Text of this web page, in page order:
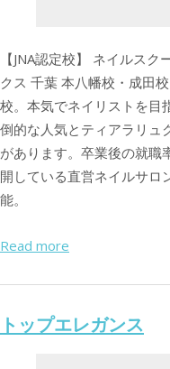
【JNA認定校】 ネイルスク
クス 千葉 本八幡校・成田
校。本気でネイリストを目
倒的な人気とティアラリュ
があります。卒業後の就職
開している直営ネイルサロ
能。
Read more
トップエレガンス